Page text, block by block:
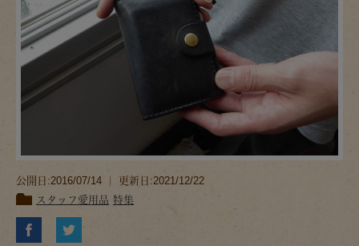
公開日:2016/07/14 ｜ 更新日:2021/12/22
スタッフ愛用品 特集